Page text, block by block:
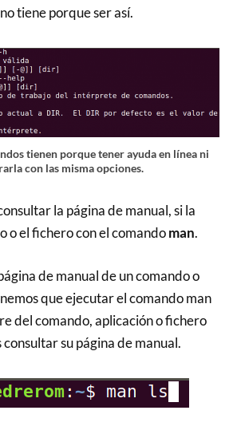
tiene porque ser así.
tienen porque tener ayuda en línea ni
con las misma opciones.
la página de manual, si la
o el fichero con el comandoman.
de manual de un comando o
que ejecutar el comando man
del comando, aplicación o fichero
su página de manual.